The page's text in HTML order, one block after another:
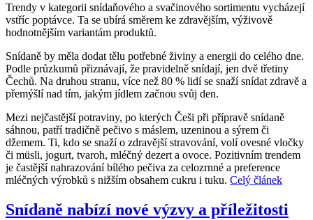
Trendy v kategorii snídaňového a svačinového sortimentu vycházejí
vstříc poptávce. Ta se ubírá směrem ke zdravějším, výživově
hodnotnějším variantám produktů.
Snídaně by měla dodat tělu potřebné živiny a energii do celého dne.
Podle průzkumů přiznávají, že pravidelně snídají, jen dvě třetiny
Čechů. Na druhou stranu, více než 80 % lidí se snaží snídat zdravě a
přemýšlí nad tím, jakým jídlem začnou svůj den.
Mezi nejčastější potraviny, po kterých Češi při přípravě snídaně
sáhnou, patří tradičně pečivo s máslem, uzeninou a sýrem či
džemem. Ti, kdo se snaží o zdravější stravování, volí ovesné vločky
či müsli, jogurt, tvaroh, mléčný dezert a ovoce. Pozitivním trendem
je častější nahrazování bílého pečiva za celozrnné a preference
mléčných výrobků s nižším obsahem cukru i tuku. Celý článek
Snídaně nabízí nové výzvy a příležitosti